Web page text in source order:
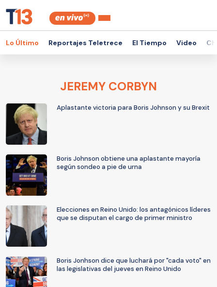
Lo Último Reportajes Teletrece El Tiempo Video
JEREMY CORBYN
Aplastante victoria para Boris Johnson y su Brexit
Boris Johnson obtiene una aplastante mayoría
según sondeo a pie de urna
Elecciones en Reino Unido: los antagónicos líderes
que se disputan el cargo de primer ministro
Boris Jonhson dice que luchará por "cada voto" en
las legislativas del jueves en Reino Unido